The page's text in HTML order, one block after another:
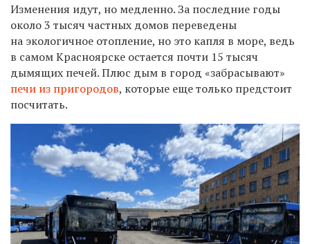
Изменения идут, но медленно. За последние годы
около 3 тысяч частных домов переведены
на экологичное отопление, но это капля в море, ведь
в самом Красноярске остается почти 15 тысяч
дымящих печей. Плюс дым в город «забрасывают»
печи из пригородов, которые еще только предстоит
посчитать.